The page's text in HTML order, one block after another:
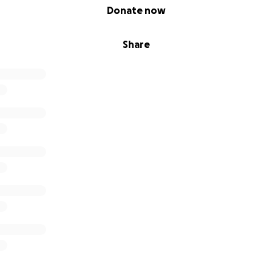
Share
Donate now